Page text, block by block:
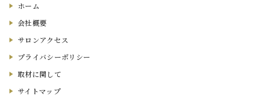
ホーム
会社概要
サロンアクセス
プライバシーポリシー
取材に関して
サイトマップ